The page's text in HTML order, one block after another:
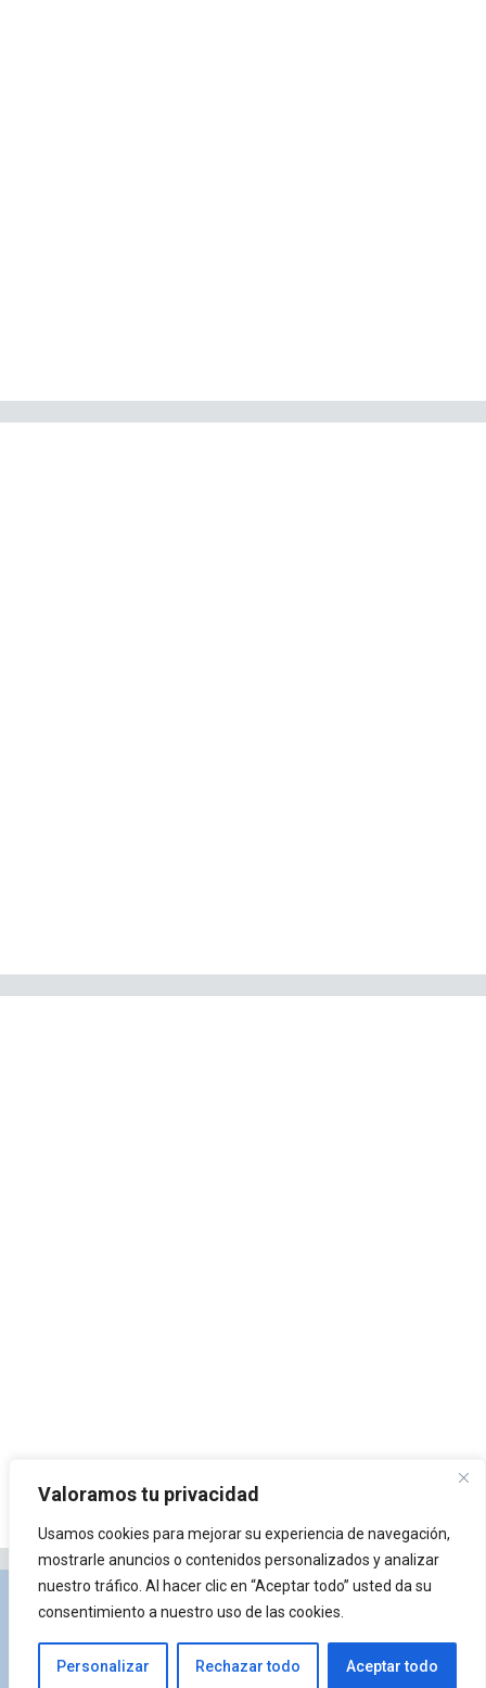
Valoramos tu privacidad
Usamos cookies para mejorar su experiencia de navegación,
mostrarle anuncios o contenidos personalizados y analizar
nuestro tráfico. Al hacer clic en “Aceptar todo” usted da su
consentimiento a nuestro uso de las cookies.
Personalizar Rechazar todo Aceptar todo
Privacidad y Política de Cookies Portal de
arquitectura Lista de Temas ¿Qué es Arkiplus?
© 2026 Arkiplus • Creado conGeneratePress